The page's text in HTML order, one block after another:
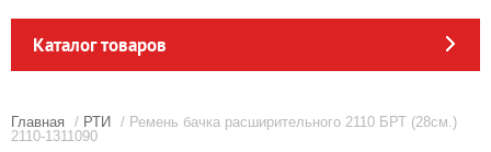
Каталог товаров
Главная / РТИ
/ Ремень бачка расширительного 2110 БРТ (28см.)
2110-1311090